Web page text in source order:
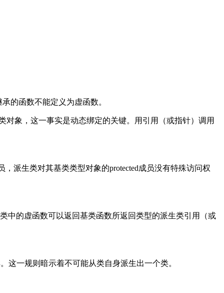
的函数不能定义为虚函数。
象，这一事实是动态绑定的关键。用引用（或指针）调用
派生类对其基类类型对象的protected成员没有特殊访问权
中的虚函数可以返回基类函数所返回类型的派生类引用（或
这一规则暗示着不可能从类自身派生出一个类。